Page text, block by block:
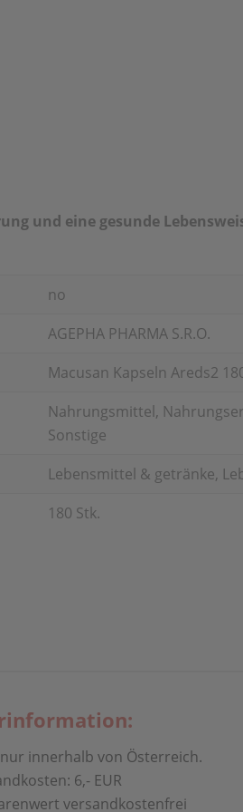
und eine gesunde
no
AGEPHA PHARMA S.R.O.
Macusan Kapseln Areds2
Nahrungsmittel,
Sonstige
Lebensmittel & getränke,
180 Stk.
innerhalb von Österreich.
6,- EUR
versandkostenfrei